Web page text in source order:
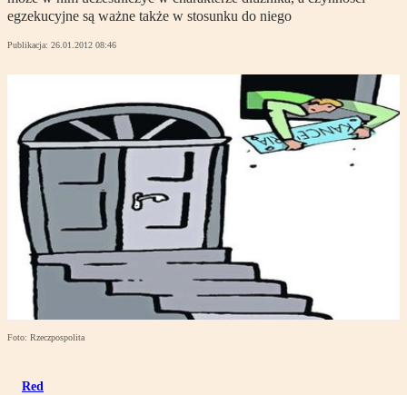
egzekucyjne są ważne także w stosunku do niego
Publikacja: 26.01.2012 08:46
Foto: Rzeczpospolita
Red